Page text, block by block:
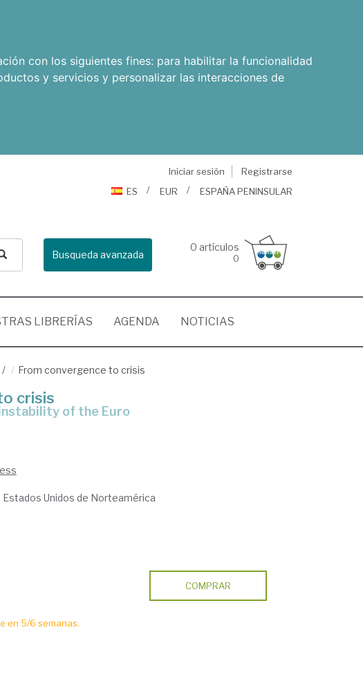
con los siguientes fines: para habilitar la funcionalidad
y servicios y personalizar las interacciones de
Iniciar sesión
Registrarse
ES
EUR ESPAÑA PENINSULAR
Busqueda avanzada
0 artículos
0
LIBRERÍAS AGENDA NOTICIAS
/ From convergence to crisis
crisis
of the Euro
Estados Unidos de Norteamérica
en 5/6 semanas.
COMPRAR